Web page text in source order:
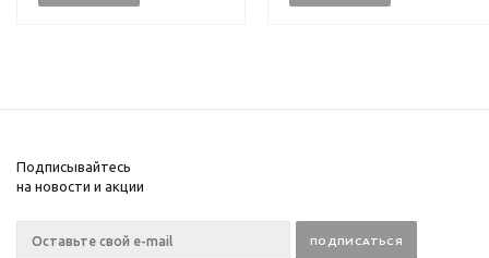
Подписывайтесь
на новости и акции